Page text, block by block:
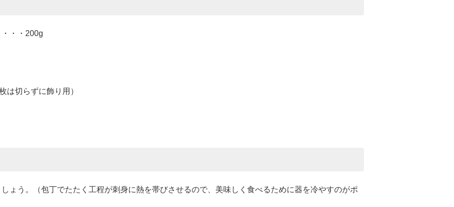
・・200g
は切らずに飾り用）
ょう。（包丁でたたく工程が刺身に熱を帯びさせるので、美味しく食べるために器を冷やすのがポ